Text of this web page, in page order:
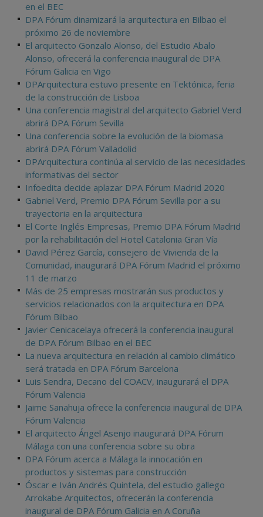
en el BEC
DPA Fórum dinamizará la arquitectura en Bilbao el
próximo 26 de noviembre
El arquitecto Gonzalo Alonso, del Estudio Abalo
Alonso, ofrecerá la conferencia inaugural de DPA
Fórum Galicia en Vigo
DPArquitectura estuvo presente en Tektónica, feria
de la construcción de Lisboa
Una conferencia magistral del arquitecto Gabriel Verd
abrirá DPA Fórum Sevilla
Una conferencia sobre la evolución de la biomasa
abrirá DPA Fórum Valladolid
DPArquitectura continúa al servicio de las necesidades
informativas del sector
Infoedita decide aplazar DPA Fórum Madrid 2020
Gabriel Verd, Premio DPA Fórum Sevilla por a su
trayectoria en la arquitectura
El Corte Inglés Empresas, Premio DPA Fórum Madrid
por la rehabilitación del Hotel Catalonia Gran Vía
David Pérez García, consejero de Vivienda de la
Comunidad, inaugurará DPA Fórum Madrid el próximo
11 de marzo
Más de 25 empresas mostrarán sus productos y
servicios relacionados con la arquitectura en DPA
Fórum Bilbao
Javier Cenicacelaya ofrecerá la conferencia inaugural
de DPA Fórum Bilbao en el BEC
La nueva arquitectura en relación al cambio climático
será tratada en DPA Fórum Barcelona
Luis Sendra, Decano del COACV, inaugurará el DPA
Fórum Valencia
Jaime Sanahuja ofrece la conferencia inaugural de DPA
Fórum Valencia
El arquitecto Ángel Asenjo inaugurará DPA Fórum
Málaga con una conferencia sobre su obra
DPA Fórum acerca a Málaga la innocación en
productos y sistemas para construcción
Óscar e Iván Andrés Quintela, del estudio gallego
Arrokabe Arquitectos, ofrecerán la conferencia
inaugural de DPA Fórum Galicia en A Coruña